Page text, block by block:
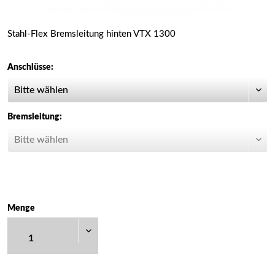
Stahl-Flex Bremsleitung hinten VTX 1300
Anschlüsse:
Bremsleitung:
Menge